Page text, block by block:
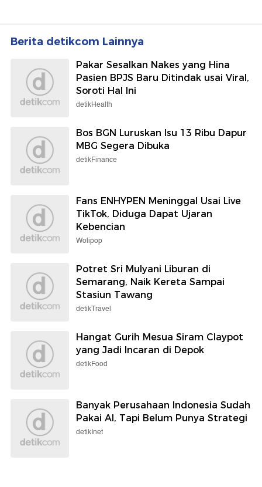
Berita detikcom Lainnya
Pakar Sesalkan Nakes yang Hina
Pasien BPJS Baru Ditindak usai Viral,
Soroti Hal Ini
detikHealth
Bos BGN Luruskan Isu 13 Ribu Dapur
MBG Segera Dibuka
detikFinance
Fans ENHYPEN Meninggal Usai Live
TikTok, Diduga Dapat Ujaran
Kebencian
Wolipop
Potret Sri Mulyani Liburan di
Semarang, Naik Kereta Sampai
Stasiun Tawang
detikTravel
Hangat Gurih Mesua Siram Claypot
yang Jadi Incaran di Depok
detikFood
Banyak Perusahaan Indonesia Sudah
Pakai AI, Tapi Belum Punya Strategi
detikInet